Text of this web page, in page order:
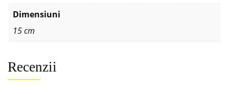
Dimensiuni
15 cm
Recenzii